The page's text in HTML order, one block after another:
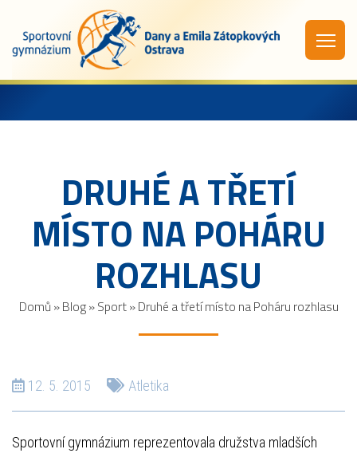
DRUHÉ A TŘETÍ
MÍSTO NA POHÁRU
ROZHLASU
Domů »Blog»Sport»Druhé a třetí místo na Poháru rozhlasu
12. 5. 2015 Atletika
Sportovní gymnázium reprezentovala družstva mladších